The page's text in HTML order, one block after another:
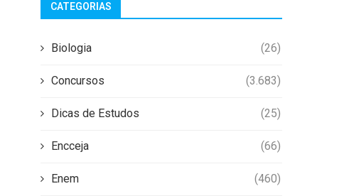
CATEGORIAS
Biologia (26)
Concursos (3.683)
Dicas de Estudos (25)
Encceja (66)
Enem (460)